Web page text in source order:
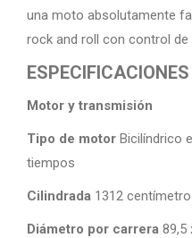
una moto absolutamente
rock and roll con control de
ESPECIFICACIONES
Motor y transmisión
Tipo de motor Bicilíndrico
tiempos
Cilindrada 1312
Diámetro por carrera 89,5